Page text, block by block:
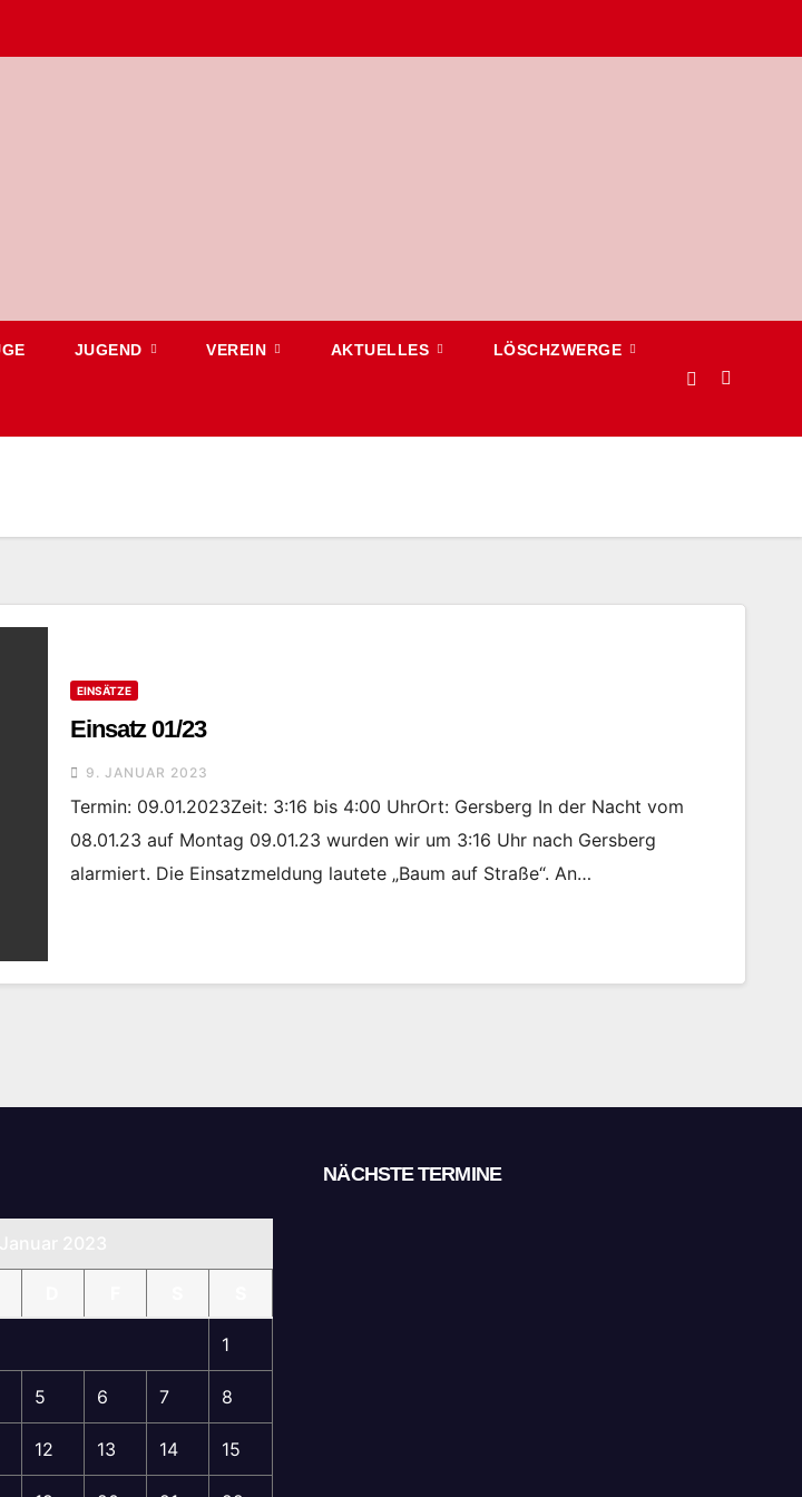
JUGEND VEREIN AKTUELLES LÖSCHZWERGE
EINSÄTZE
Einsatz 01/23
9. JANUAR 2023
Termin: 09.01.2023Zeit: 3:16 bis 4:00 UhrOrt: Gersberg In der Nacht vom
08.01.23 auf Montag 09.01.23 wurden wir um 3:16 Uhr nach Gersberg
alarmiert. Die Einsatzmeldung lautete „Baum auf Straße“. An…
1
5 6 7 8
12 13 14 15
NÄCHSTE TERMINE